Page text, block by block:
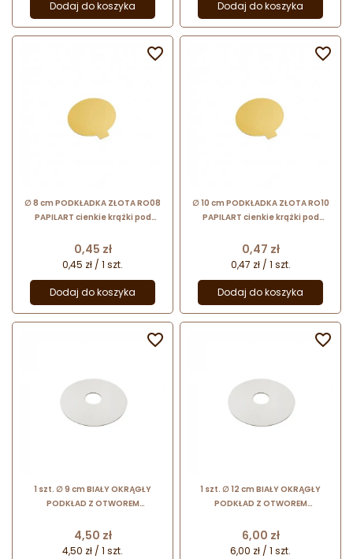
Dodaj do koszyka Dodaj do koszyka
∅ 8 cm PODKŁADKA ZŁOTA RO08
PAPILART cienkie krążki pod
Cena
0,45 zł
0,45 zł / 1 szt.
Dodaj do koszyka

∅ 10 cm PODKŁADKA ZŁOTA RO10
PAPILART cienkie krążki pod
Cena
0,47 zł
0,47 zł / 1 szt.
Dodaj do koszyka

1 szt. ∅ 9 cm BIAŁY OKRĄGŁY
PODKŁAD Z OTWOREM
do tortu piętrowego
Cena
4,50 zł
4,50 zł / 1 szt.

1 szt. ∅ 12 cm BIAŁY OKRĄGŁY
PODKŁAD Z OTWOREM
do tortu piętrowego
Cena
6,00 zł
6,00 zł / 1 szt.
